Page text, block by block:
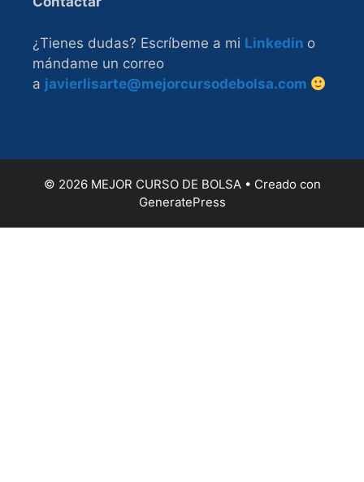
¿Tienes dudas? Escríbeme a mi Linkedin o
mándame un correo
a javierlisarte@mejorcursodebolsa.com
© 2026 MEJOR CURSO DE BOLSA• Creado con
GeneratePress